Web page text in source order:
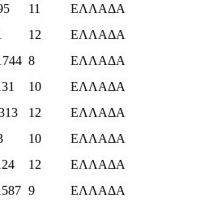
11 ΕΛΛΑΔΑ
12 ΕΛΛΑΔΑ
8 ΕΛΛΑΔΑ
10 ΕΛΛΑΔΑ
12 ΕΛΛΑΔΑ
10 ΕΛΛΑΔΑ
12 ΕΛΛΑΔΑ
9 ΕΛΛΑΔΑ